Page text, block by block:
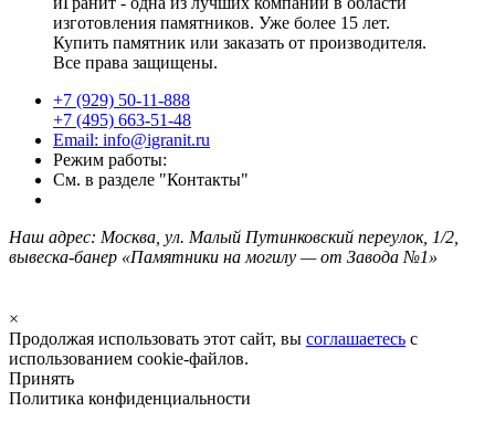
изготовления памятников. Уже более 15 лет.
Купить памятник или заказать от производителя.
Все права защищены.
+7 (929) 50-11-888
+7 (495) 663-51-48
Email: info@igranit.ru
Режим работы:
См. в разделе "Контакты"
Наш адрес: Москва, ул. Малый Путинковский переулок, 1/2,
вывеска-банер «Памятники на могилу — от Завода №1»
×
Продолжая использовать этот сайт, вы соглашаетесь с
использованием cookie-файлов.
Принять
Политика конфиденциальности